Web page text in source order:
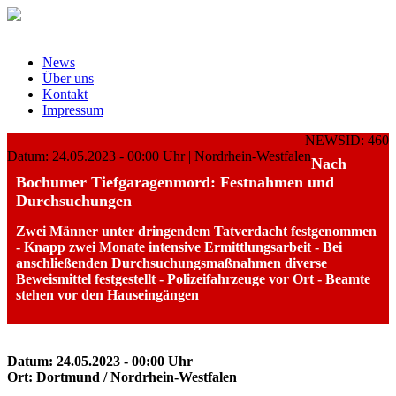
News
Über uns
Kontakt
Impressum
NEWSID: 460
Datum: 24.05.2023 - 00:00 Uhr | Nordrhein-WestfalenNach
Bochumer Tiefgaragenmord: Festnahmen und
Durchsuchungen
Zwei Männer unter dringendem Tatverdacht festgenommen
- Knapp zwei Monate intensive Ermittlungsarbeit - Bei
anschließenden Durchsuchungsmaßnahmen diverse
Beweismittel festgestellt - Polizeifahrzeuge vor Ort - Beamte
stehen vor den Hauseingängen
Datum: 24.05.2023 - 00:00 Uhr
Ort: Dortmund / Nordrhein-Westfalen